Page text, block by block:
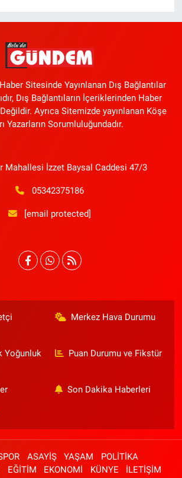
Sitesinde Yayınlanan Dış Bağlantılar
Dış Bağlantıların İçeriklerinden Haber
Ayrıca Sitemizde yayınlanan Köşe
Yazarların Sorumluluğundadır.
Mahallesi İzzet Baysal Caddesi 47/3
05342375186
[email protected]
Merkez Hava Durumu
Yoğunluk
Puan Durumu ve Fikstür
Son Dakika Haberleri
ASAYİŞ YAŞAM
POLİTİKA
EĞİTİM EKONOMİ KÜNYE İLETİŞİM